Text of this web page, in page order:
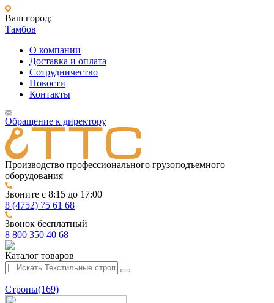
Ваш город:
Тамбов
О компании
Доставка и оплата
Сотрудничество
Новости
Контакты
Обращение к директору
Производство профессионального грузоподъемного
оборудования
Звоните с 8:15 до 17:00
8 (4752) 75 61 68
Звонок бесплатный
8 800 350 40 68
Каталог товаров
Стропы(169)